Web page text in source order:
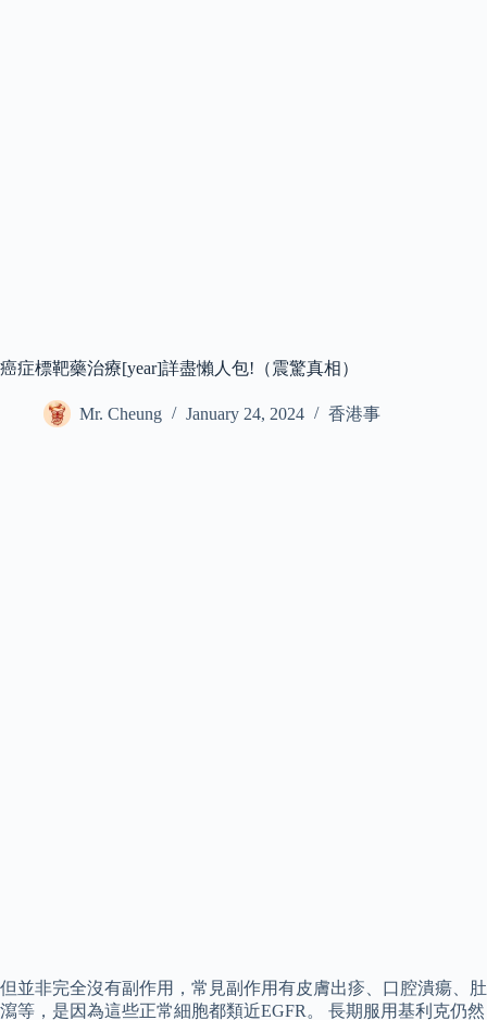
癌症標靶藥治療[year]詳盡懶人包!（震驚真相）
Mr. Cheung January 24, 2024 香港事
但並非完全沒有副作用，常見副作用有皮膚出疹、口腔潰瘍、肚
瀉等，是因為這些正常細胞都類近EGFR。 長期服用基利克仍然